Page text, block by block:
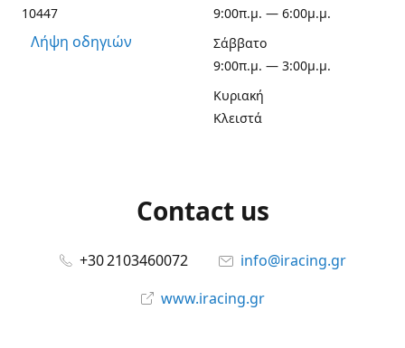
10447
Λήψη οδηγιών
9:00π.μ. — 6:00μ.μ.
Σάββατο
9:00π.μ. — 3:00μ.μ.
Κυριακή
Κλειστά
Contact us
+30 2103460072
info@iracing.gr
www.iracing.gr